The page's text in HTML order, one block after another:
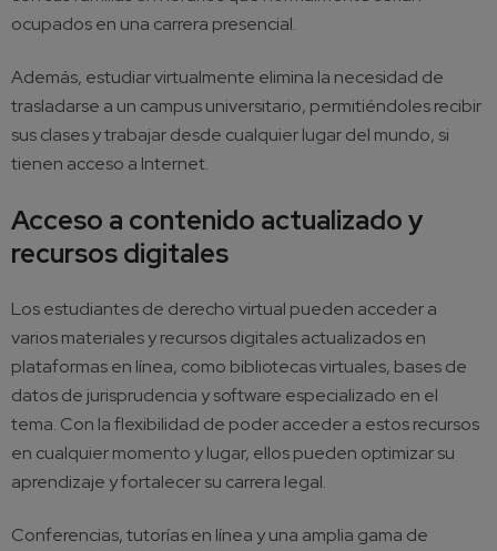
ocupados en una carrera presencial.
Además, estudiar virtualmente elimina la necesidad de
trasladarse a un campus universitario, permitiéndoles recibir
sus clases y trabajar desde cualquier lugar del mundo, si
tienen acceso a Internet.
Acceso a contenido actualizado y
recursos digitales
Los estudiantes de derecho virtual pueden acceder a
varios materiales y recursos digitales actualizados en
plataformas en línea, como bibliotecas virtuales, bases de
datos de jurisprudencia y software especializado en el
tema. Con la flexibilidad de poder acceder a estos recursos
en cualquier momento y lugar, ellos pueden optimizar su
aprendizaje y fortalecer su carrera legal.
Conferencias, tutorías en línea y una amplia gama de